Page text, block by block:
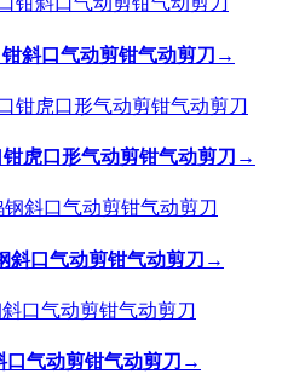
斜口气动剪钳气动剪刀 →
虎口形气动剪钳气动剪刀 →
斜口气动剪钳气动剪刀 →
气动剪钳气动剪刀 →